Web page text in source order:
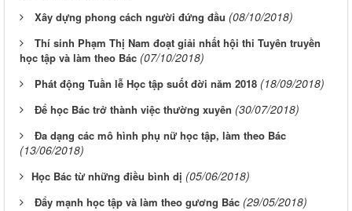
Xây dựng phong cách người đứng đầu (08/10/2018)
Thí sinh Phạm Thị Nam đoạt giải nhất hội thi Tuyên truyền
học tập và làm theo Bác (07/10/2018)
Phát động Tuần lễ Học tập suốt đời năm 2018 (18/09/2018)
Để học Bác trở thành việc thường xuyên (30/07/2018)
Đa dạng các mô hình phụ nữ học tập, làm theo Bác
(13/06/2018)
​Học Bác từ những điều bình dị (05/06/2018)
Đẩy mạnh học tập và làm theo gương Bác (29/05/2018)